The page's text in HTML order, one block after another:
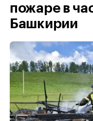
пожаре в
Башкирии